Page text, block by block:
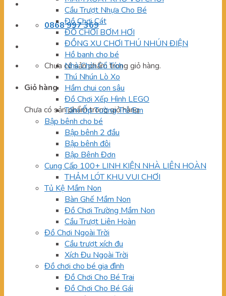
0868 997 369
Chưa có sản phẩm trong giỏ hàng.
Giỏ hàng
Chưa có sản phẩm trong giỏ hàng.
Cầu Trượt Nhựa Cho Bé
Đồ Chơi Cát
ĐỒ CHƠI BƠM HƠI
ĐỒNG XU CHƠI THÚ NHÚN ĐIỆN
Hồ banh cho bé
Nhà Chòi Cổ Tích
Thú Nhún Lò Xo
Hầm chui con sâu
Đồ Chơi Xếp Hình LEGO
Tấm Ốp Tường Trẻ Em
Bập bênh cho bé
Bập bênh 2 đầu
Bập bênh đôi
Bập Bênh Đơn
Cung Cấp 100+ LINH KIỆN NHÀ LIÊN HOÀN
THẢM LÓT KHU VUI CHƠI
Tủ Kệ Mầm Non
Bàn Ghế Mầm Non
Đồ Chơi Trường Mầm Non
Cầu Trượt Liên Hoàn
Đồ Chơi Ngoài Trời
Cầu trượt xích đu
Xích Đu Ngoài Trời
Đồ chơi cho bé gia đình
Đồ Chơi Cho Bé Trai
Đồ Chơi Cho Bé Gái